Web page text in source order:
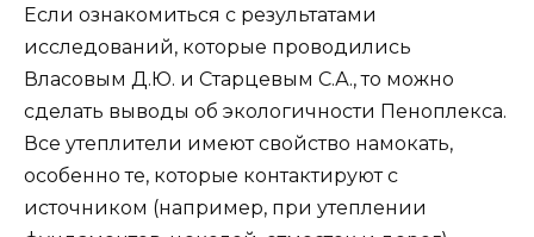
Если ознакомиться с результатами
исследований, которые проводились
Власовым Д.Ю. и Старцевым С.А., то можно
сделать выводы об экологичности Пеноплекса.
Все утеплители имеют свойство намокать,
особенно те, которые контактируют с
источником (например, при утеплении